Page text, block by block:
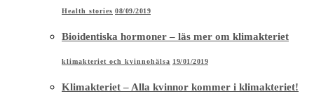
Health stories 08/09/2019
Bioidentiska hormoner – läs mer om klimakteriet
klimakteriet och kvinnohälsa 19/01/2019
Klimakteriet – Alla kvinnor kommer i klimakteriet!